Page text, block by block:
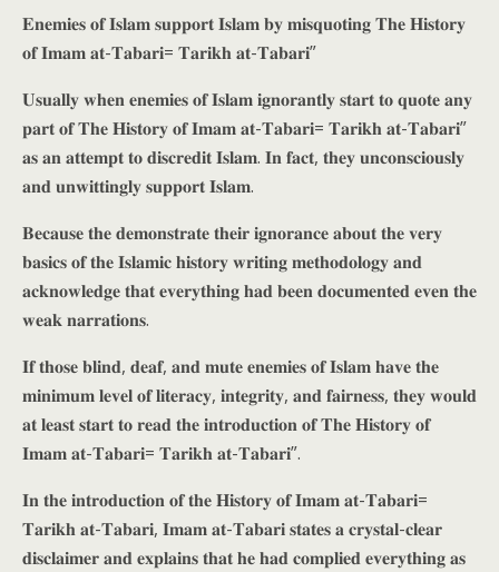
𝐄𝐧𝐞𝐦𝐢𝐞𝐬 𝐨𝐟 𝐈𝐬𝐥𝐚𝐦 𝐬𝐮𝐩𝐩𝐨𝐫𝐭 𝐈𝐬𝐥𝐚𝐦 𝐛𝐲 𝐦𝐢𝐬𝐪𝐮𝐨𝐭𝐢𝐧𝐠 𝐓𝐡𝐞 𝐇𝐢𝐬𝐭𝐨𝐫𝐲
𝐨𝐟 𝐈𝐦𝐚𝐦 𝐚𝐭-𝐓𝐚𝐛𝐚𝐫𝐢= 𝐓𝐚𝐫𝐢𝐤𝐡 𝐚𝐭-𝐓𝐚𝐛𝐚𝐫𝐢”
𝐔𝐬𝐮𝐚𝐥𝐥𝐲 𝐰𝐡𝐞𝐧 𝐞𝐧𝐞𝐦𝐢𝐞𝐬 𝐨𝐟 𝐈𝐬𝐥𝐚𝐦 𝐢𝐠𝐧𝐨𝐫𝐚𝐧𝐭𝐥𝐲 𝐬𝐭𝐚𝐫𝐭 𝐭𝐨 𝐪𝐮𝐨𝐭𝐞 𝐚𝐧𝐲
𝐩𝐚𝐫𝐭 𝐨𝐟 𝐓𝐡𝐞 𝐇𝐢𝐬𝐭𝐨𝐫𝐲 𝐨𝐟 𝐈𝐦𝐚𝐦 𝐚𝐭-𝐓𝐚𝐛𝐚𝐫𝐢= 𝐓𝐚𝐫𝐢𝐤𝐡 𝐚𝐭-𝐓𝐚𝐛𝐚𝐫𝐢”
𝐚𝐬 𝐚𝐧 𝐚𝐭𝐭𝐞𝐦𝐩𝐭 𝐭𝐨 𝐝𝐢𝐬𝐜𝐫𝐞𝐝𝐢𝐭 𝐈𝐬𝐥𝐚𝐦. 𝐈𝐧 𝐟𝐚𝐜𝐭, 𝐭𝐡𝐞𝐲 𝐮𝐧𝐜𝐨𝐧𝐬𝐜𝐢𝐨𝐮𝐬𝐥𝐲
𝐚𝐧𝐝 𝐮𝐧𝐰𝐢𝐭𝐭𝐢𝐧𝐠𝐥𝐲 𝐬𝐮𝐩𝐩𝐨𝐫𝐭 𝐈𝐬𝐥𝐚𝐦.
𝐁𝐞𝐜𝐚𝐮𝐬𝐞 𝐭𝐡𝐞 𝐝𝐞𝐦𝐨𝐧𝐬𝐭𝐫𝐚𝐭𝐞 𝐭𝐡𝐞𝐢𝐫 𝐢𝐠𝐧𝐨𝐫𝐚𝐧𝐜𝐞 𝐚𝐛𝐨𝐮𝐭 𝐭𝐡𝐞 𝐯𝐞𝐫𝐲
𝐛𝐚𝐬𝐢𝐜𝐬 𝐨𝐟 𝐭𝐡𝐞 𝐈𝐬𝐥𝐚𝐦𝐢𝐜 𝐡𝐢𝐬𝐭𝐨𝐫𝐲 𝐰𝐫𝐢𝐭𝐢𝐧𝐠 𝐦𝐞𝐭𝐡𝐨𝐝𝐨𝐥𝐨𝐠𝐲 𝐚𝐧𝐝
𝐚𝐜𝐤𝐧𝐨𝐰𝐥𝐞𝐝𝐠𝐞 𝐭𝐡𝐚𝐭 𝐞𝐯𝐞𝐫𝐲𝐭𝐡𝐢𝐧𝐠 𝐡𝐚𝐝 𝐛𝐞𝐞𝐧 𝐝𝐨𝐜𝐮𝐦𝐞𝐧𝐭𝐞𝐝 𝐞𝐯𝐞𝐧 𝐭𝐡𝐞
𝐰𝐞𝐚𝐤 𝐧𝐚𝐫𝐫𝐚𝐭𝐢𝐨𝐧𝐬.
𝐈𝐟 𝐭𝐡𝐨𝐬𝐞 𝐛𝐥𝐢𝐧𝐝, 𝐝𝐞𝐚𝐟, 𝐚𝐧𝐝 𝐦𝐮𝐭𝐞 𝐞𝐧𝐞𝐦𝐢𝐞𝐬 𝐨𝐟 𝐈𝐬𝐥𝐚𝐦 𝐡𝐚𝐯𝐞 𝐭𝐡𝐞
𝐦𝐢𝐧𝐢𝐦𝐮𝐦 𝐥𝐞𝐯𝐞𝐥 𝐨𝐟 𝐥𝐢𝐭𝐞𝐫𝐚𝐜𝐲, 𝐢𝐧𝐭𝐞𝐠𝐫𝐢𝐭𝐲, 𝐚𝐧𝐝 𝐟𝐚𝐢𝐫𝐧𝐞𝐬𝐬, 𝐭𝐡𝐞𝐲 𝐰𝐨𝐮𝐥𝐝
𝐚𝐭 𝐥𝐞𝐚𝐬𝐭 𝐬𝐭𝐚𝐫𝐭 𝐭𝐨 𝐫𝐞𝐚𝐝 𝐭𝐡𝐞 𝐢𝐧𝐭𝐫𝐨𝐝𝐮𝐜𝐭𝐢𝐨𝐧 𝐨𝐟 𝐓𝐡𝐞 𝐇𝐢𝐬𝐭𝐨𝐫𝐲 𝐨𝐟
𝐈𝐦𝐚𝐦 𝐚𝐭-𝐓𝐚𝐛𝐚𝐫𝐢= 𝐓𝐚𝐫𝐢𝐤𝐡 𝐚𝐭-𝐓𝐚𝐛𝐚𝐫𝐢”.
𝐈𝐧 𝐭𝐡𝐞 𝐢𝐧𝐭𝐫𝐨𝐝𝐮𝐜𝐭𝐢𝐨𝐧 𝐨𝐟 𝐭𝐡𝐞 𝐇𝐢𝐬𝐭𝐨𝐫𝐲 𝐨𝐟 𝐈𝐦𝐚𝐦 𝐚𝐭-𝐓𝐚𝐛𝐚𝐫𝐢=
𝐓𝐚𝐫𝐢𝐤𝐡 𝐚𝐭-𝐓𝐚𝐛𝐚𝐫𝐢, 𝐈𝐦𝐚𝐦 𝐚𝐭-𝐓𝐚𝐛𝐚𝐫𝐢 𝐬𝐭𝐚𝐭𝐞𝐬 𝐚 𝐜𝐫𝐲𝐬𝐭𝐚𝐥-𝐜𝐥𝐞𝐚𝐫
𝐝𝐢𝐬𝐜𝐥𝐚𝐢𝐦𝐞𝐫 𝐚𝐧𝐝 𝐞𝐱𝐩𝐥𝐚𝐢𝐧𝐬 𝐭𝐡𝐚𝐭 𝐡𝐞 𝐡𝐚𝐝 𝐜𝐨𝐦𝐩𝐥𝐢𝐞𝐝 𝐞𝐯𝐞𝐫𝐲𝐭𝐡𝐢𝐧𝐠 𝐚𝐬